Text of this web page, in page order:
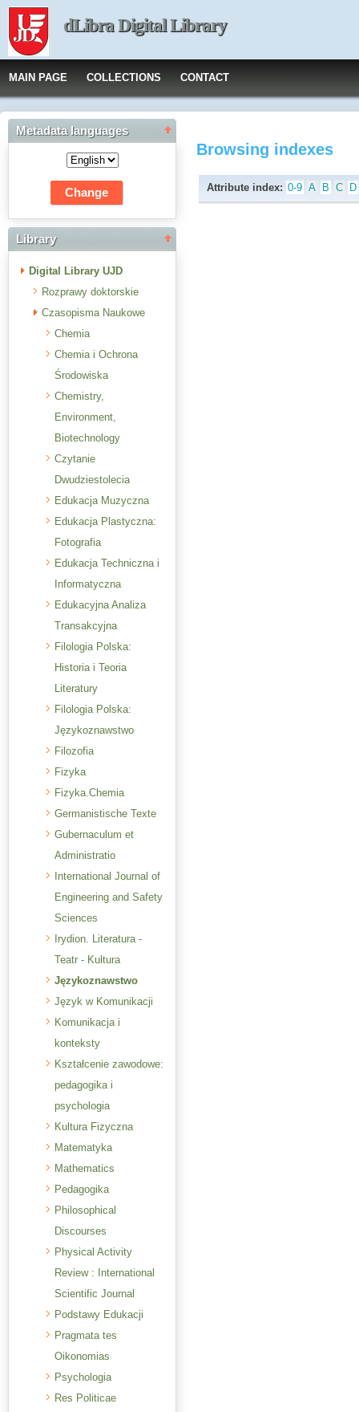
dLibra Digital Library
MAIN PAGE COLLECTIONS CONTACT
Metadata languages
Library
Digital Library UJD
Rozprawy doktorskie
Czasopisma Naukowe
Chemia
Chemia i Ochrona
Środowiska
Chemistry,
Environment,
Biotechnology
Czytanie
Dwudziestolecia
Edukacja Muzyczna
Edukacja Plastyczna:
Fotografia
Edukacja Techniczna i
Informatyczna
Edukacyjna Analiza
Transakcyjna
Filologia Polska:
Historia i Teoria
Literatury
Filologia Polska:
Językoznawstwo
Filozofia
Fizyka
Fizyka.Chemia
Germanistische Texte
Gubernaculum et
Administratio
International Journal of
Engineering and Safety
Sciences
Irydion. Literatura -
Teatr - Kultura
Językoznawstwo
Język w Komunikacji
Komunikacja i
konteksty
Kształcenie zawodowe:
pedagogika i
psychologia
Kultura Fizyczna
Matematyka
Mathematics
Pedagogika
Philosophical
Discourses
Physical Activity
Review : International
Scientific Journal
Podstawy Edukacji
Pragmata tes
Oikonomias
Psychologia
Res Politicae
Browsing indexes
Attribute index: 0-9 A B C D